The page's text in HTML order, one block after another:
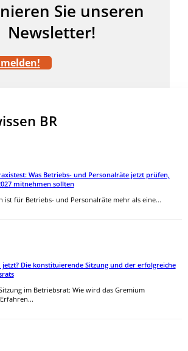
Sie unseren
Newsletter!
BR
Was Betriebs- und Personalräte jetzt prüfen,
mitnehmen sollten
ist für Betriebs- und Personalräte mehr als eine...
Die konstituierende Sitzung und der erfolgreiche
im Betriebsrat: Wie wird das Gremium